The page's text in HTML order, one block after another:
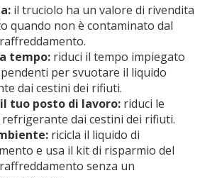
il truciolo ha un valore di rivendita
quando non è contaminato dal
tempo: riduci il tempo impiegato
per svuotare il liquido
dai cestini dei rifiuti.
tuo posto di lavoro: riduci le
dai cestini dei rifiuti.
ricicla il liquido di
e usa il kit di risparmio del
senza un